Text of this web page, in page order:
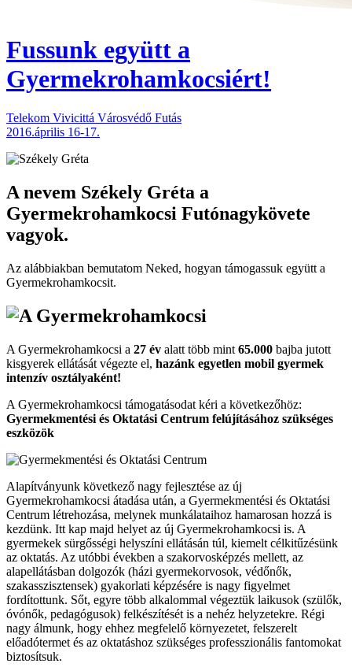
Fussunk együtt a
Gyermekrohamkocsiért!
Telekom Vivicittá Városvédő Futás
2016.április 16-17.
A nevem Székely Gréta a
Gyermekrohamkocsi Futónagykövete
vagyok.
Az alábbiakban bemutatom Neked, hogyan támogassuk együtt a
Gyermekroham­kocsit.
A Gyermekrohamkocsi a 27 év alatt több mint 65.000 bajba jutott
kisgyerek ellátását végezte el, hazánk egyetlen mobil gyermek
intenzív osztályaként!
A Gyermekrohamkocsi támogatásodat kéri a következőhöz:
Gyermekmentési és Oktatási Centrum felújításához szükséges
eszközök
Alapítványunk következő nagy fejlesztése az új
Gyermekrohamkocsi átadása után, a Gyermekmentési és Oktatási
Centrum létrehozása, melynek munkálataihoz hamarosan hozzá is
kezdünk. Itt kap majd helyet az új Gyermekrohamkocsi is. A
gyermekek sürgősségi helyszíni ellátásán túl, kiemelt célkitűzésünk
az oktatás. Az utóbbi években a szakorvosképzés mellett, az
alapellátásban dolgozók (házi gyermekorvosok, védőnők,
szakasszisztensek) gyakorlati képzésére is nagy figyelmet
fordítottunk. Sőt, egyre több alkalommal végeztük laikusok (szülők,
óvónők, pedagógusok) felkészítését is a nehéz helyzetekre. Régi
nagy álmunk, hogy ehhez megfelelő környezetet, felszerelt
előadótermet és az oktatáshoz szükséges professzionális fantomokat
biztosítsuk.